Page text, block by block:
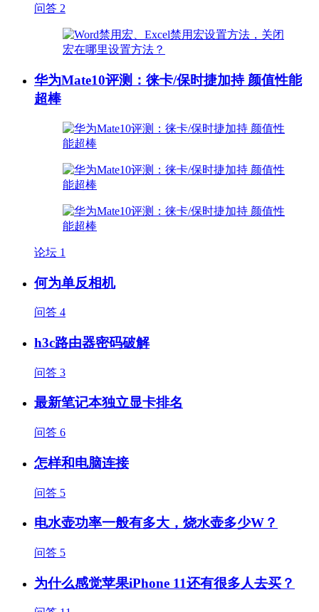
问答 2
华为Mate10评测：徕卡/保时捷加持 颜值性能
超棒
论坛 1
何为单反相机
问答 4
h3c路由器密码破解
问答 3
最新笔记本独立显卡排名
问答 6
怎样和电脑连接
问答 5
电水壶功率一般有多大，烧水壶多少W？
问答 5
为什么感觉苹果iPhone 11还有很多人去买？